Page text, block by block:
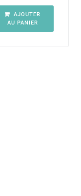
AJOUTER
AU PANIER